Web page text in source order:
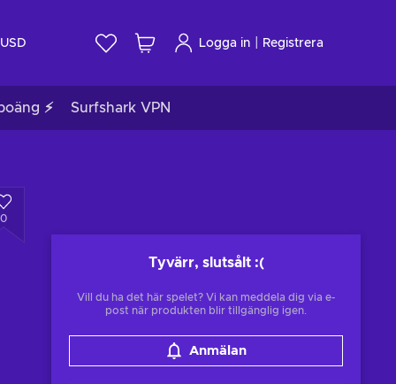
USD Logga in Registrera
⚡ Surfshark VPN
0
Tyvärr, slutsålt :(
Vill du ha det här spelet? Vi kan meddela dig via e-
post när produkten blir tillgänglig igen.
Anmälan